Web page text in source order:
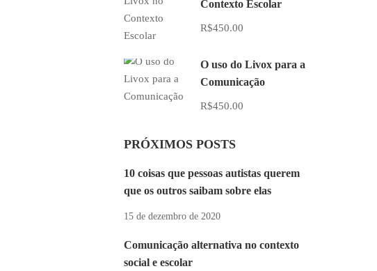
Contexto Escolar
R$450.00
O uso do Livox para a
Comunicação
R$450.00
PRÓXIMOS POSTS
10 coisas que pessoas autistas querem
que os outros saibam sobre elas
15 de dezembro de 2020
Comunicação alternativa no contexto
social e escolar